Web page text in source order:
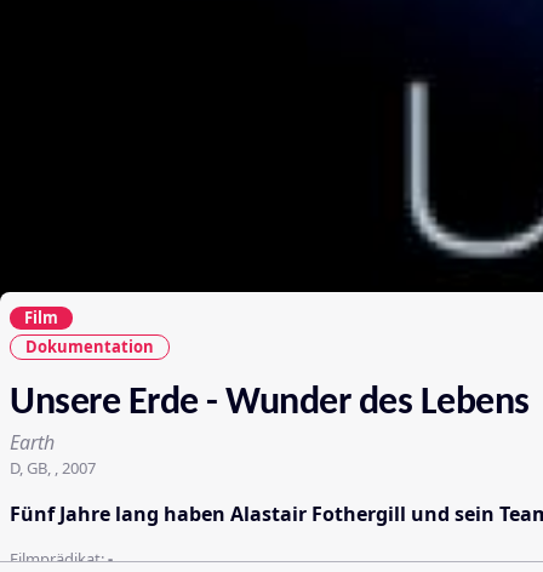
Film
Dokumentation
Unsere Erde - Wunder des Lebens
Earth
D, GB, , 2007
Fünf Jahre lang haben Alastair Fothergill und sein
Filmprädikat:-